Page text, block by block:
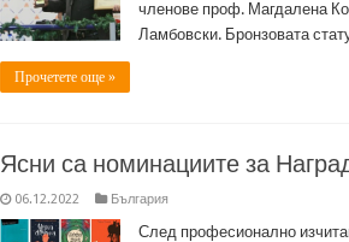
членове проф. Магдалена
Ламбовски. Бронзовата
Прочетете още »
Ясни са номинациите за
06.12.2022 България
След професионално